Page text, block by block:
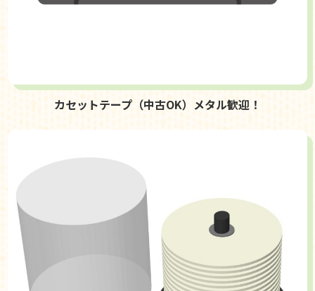
カセットテープ（中古OK）メタル歓迎！